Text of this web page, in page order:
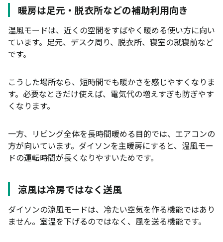
暖房は足元・脱衣所などの補助利用向き
温風モードは、近くの空間をすばやく暖める使い方に向い
ています。足元、デスク周り、脱衣所、寝室の就寝前など
です。
こうした場所なら、短時間でも暖かさを感じやすくなりま
す。必要なときだけ使えば、電気代の増えすぎも防ぎやす
くなります。
一方、リビング全体を長時間暖める目的では、エアコンの
方が向いています。ダイソンを主暖房にすると、温風モー
ドの運転時間が長くなりやすいためです。
涼風は冷房ではなく送風
ダイソンの涼風モードは、冷たい空気を作る機能ではあり
ません。室温を下げるのではなく、風を送る機能です。